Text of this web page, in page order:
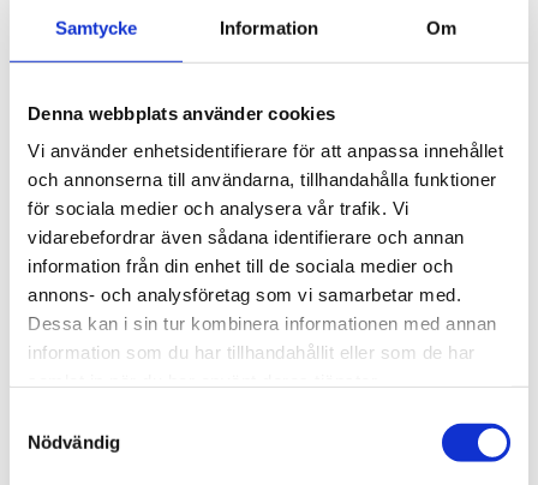
Samtycke Information Om
Denna webbplats använder cookies
Vi använder enhetsidentifierare för att anpassa innehållet
och annonserna till användarna, tillhandahålla funktioner
för sociala medier och analysera vår trafik. Vi
vidarebefordrar även sådana identifierare och annan
information från din enhet till de sociala medier och
annons- och analysföretag som vi samarbetar med.
Dessa kan i sin tur kombinera informationen med annan
information som du har tillhandahållit eller som de har
Nödvändig
400,00KR
Antal